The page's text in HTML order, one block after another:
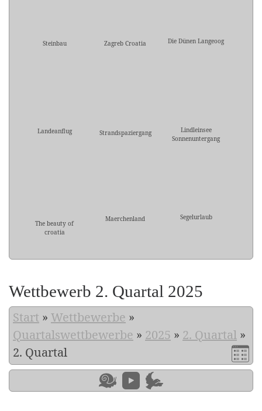
Steinbau Zagreb Croatia Die Dünen Langeoog
Landeanflug Strandspaziergang
Lindleinsee
Sonnenuntergang
The beauty of
croatia
Maerchenland Segelurlaub
Wettbewerb 2. Quartal 2025
Start » Wettbewerbe »
Quartalswettbewerbe » 2025 » 2. Quartal »
2. Quartal